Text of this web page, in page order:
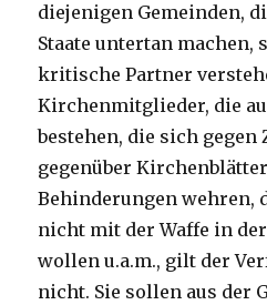
diejenigen Gemeinden,
Staate untertan machen,
kritische Partner
Kirchenmitglieder, die
bestehen, die sich
gegenüber
Behinderungen wehren,
nicht mit der Waffe in
wollen u.a.m., gilt der
nicht. Sie sollen aus der